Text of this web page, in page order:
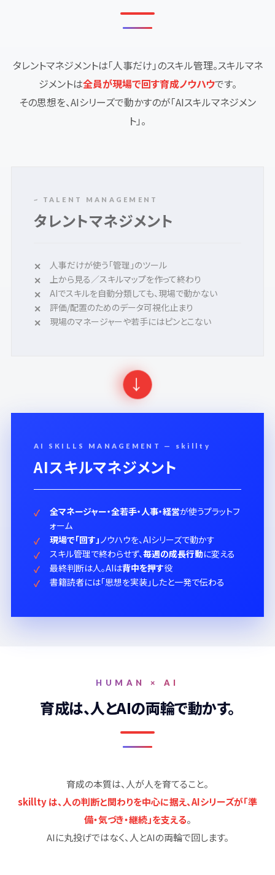
タレントマネジメントは「人事だけ」のスキル管理。スキルマネ
ジメントは全員が現場で回す育成ノウハウです。
その思想を、AIシリーズで動かすのが「AIスキルマネジメン
ト」。
~ TALENT MANAGEMENT
タレントマネジメント
人事だけが使う「管理」のツール
上から見る／スキルマップを作って終わり
AIでスキルを自動分類しても、現場で動かない
評価/配置のためのデータ可視化止まり
現場のマネージャーや若手にはピンとこない
→
AI SKILLS MANAGEMENT — skillty
AIスキルマネジメント
全マネージャー・全若手・人事・経営が使うプラットフ
ォーム
現場で「回す」 ノウハウを、AIシリーズで動かす
スキル管理で終わらせず、毎週の成長行動に変える
最終判断は人。AIは背中を押す役
書籍読者には「思想を実装」したと一発で伝わる
HUMAN × AI
育成は、人とAIの両輪で動かす。
育成の本質は、人が人を育てること。
skillty は、人の判断と関わりを中心に据え、AIシリーズが「準
備・気づき・継続」を支える。
AIに丸投げではなく、人とAIの両輪で回します。